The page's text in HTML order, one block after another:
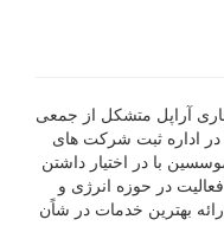
آراپل متشکل از جمعی
از مهندسین پویا و خلاق به شمار 29119 در اداره ثبت شرکت های
با در اختیار داشتن
در حوزه انرژی و
بهترین خدمات در شاًن